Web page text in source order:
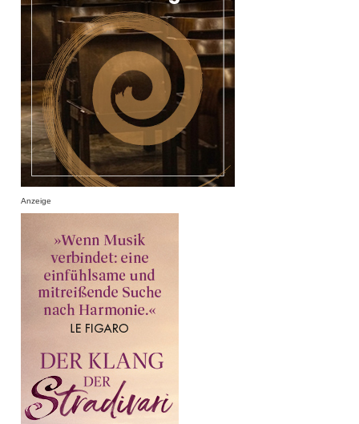
Anzeige